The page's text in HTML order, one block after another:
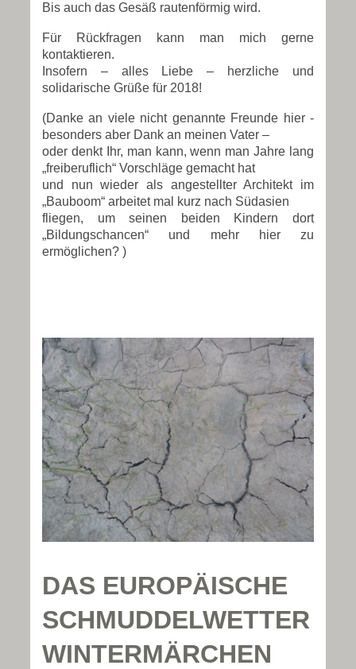
Bis auch das Gesäß rautenförmig wird.
Für Rückfragen kann man mich gerne
kontaktieren.
Insofern – alles Liebe – herzliche und
solidarische Grüße für 2018!
(Danke an viele nicht genannte Freunde hier -
besonders aber Dank an meinen Vater –
oder denkt Ihr, man kann, wenn man Jahre lang
„freiberuflich“ Vorschläge gemacht hat
und nun wieder als angestellter Architekt im
„Bauboom“ arbeitet mal kurz nach Südasien
fliegen, um seinen beiden Kindern dort
„Bildungschancen“ und mehr hier zu
ermöglichen? )
DAS EUROPÄISCHE
SCHMUDDELWETTER
WINTERMÄRCHEN